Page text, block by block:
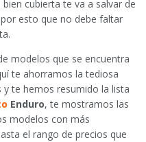
bien cubierta te va a salvar de
esto que no debe faltar
modelos que se encuentra
te ahorramos la tediosa
te hemos resumido la lista
Enduro, te mostramos las
modelos con más
el rango de precios que